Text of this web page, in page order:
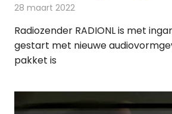
28 maart 2022
Radiozender RADIONL is met
gestart met nieuwe
pakket is